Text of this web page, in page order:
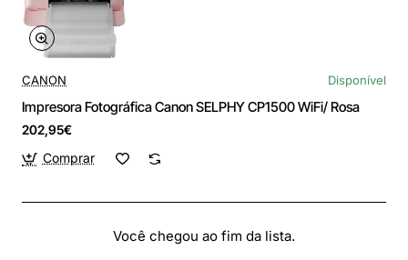
CANON Disponível
Impresora Fotográfica Canon SELPHY CP1500 WiFi/ Rosa
202,95€
Comprar
Você chegou ao fim da lista.